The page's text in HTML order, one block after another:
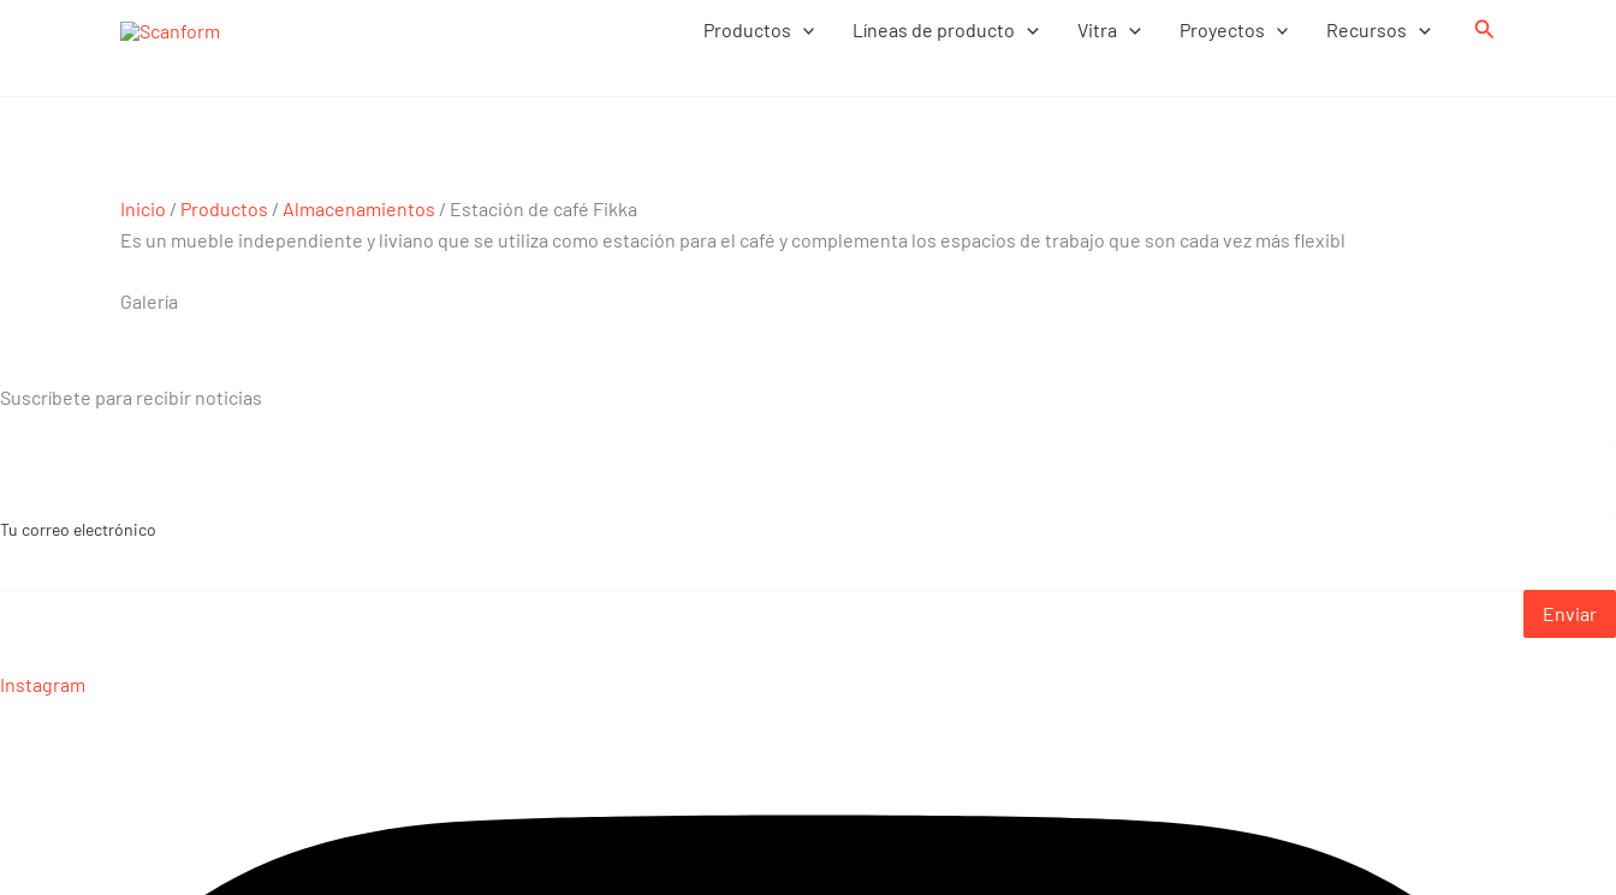
Productos Líneas de producto Vitra Proyectos Recursos Buscar
Inicio / Productos / Almacenamientos / Estación de café Fikka
Es un mueble independiente y liviano que se utiliza como estación para el café y complementa los espacios de trabajo que son cada vez más flexibl
Galería
Suscríbete para recibir noticias
Tu correo electrónico
Enviar
Instagram